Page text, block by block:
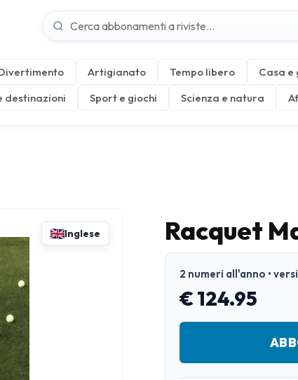
Artigianato Tempo libero Casa
destinazioni Sport e giochi Scienza e natura
Inglese Racquet
2 numeri all'anno •
€ 124.95